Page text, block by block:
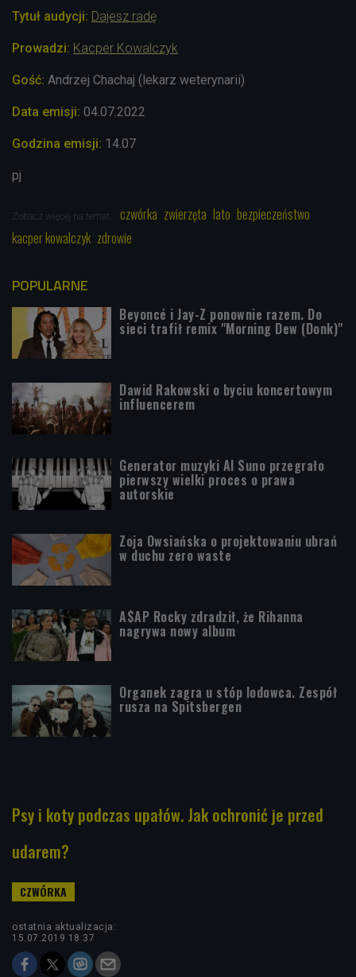
Tytuł audycji: Dajesz radę
Prowadzi: Kacper Kowalczyk
Gość: Andrzej Chachaj (lekarz weterynarii)
Data emisji: 04.07.2022
Godzina emisji: 14.07
pj
Zobacz więcej na temat: czwórka zwierzęta lato bezpieczeństwo
kacper kowalczyk zdrowie
POPULARNE
Beyoncé i Jay-Z ponownie razem. Do
sieci trafił remix "Morning Dew (Donk)"
Dawid Rakowski o byciu koncertowym
influencerem
Generator muzyki AI Suno przegrało
pierwszy wielki proces o prawa
autorskie
Zoja Owsiańska o projektowaniu ubrań
w duchu zero waste
A$AP Rocky zdradził, że Rihanna
nagrywa nowy album
Organek zagra u stóp lodowca. Zespół
rusza na Spitsbergen
Psy i koty podczas upałów. Jak ochronić je przed
udarem?
ostatnia aktualizacja:
15.07.2019 18:37